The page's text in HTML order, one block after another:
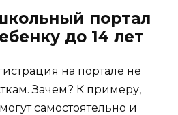
портал
до 14 лет
на портале не
Зачем? К примеру,
самостоятельно и